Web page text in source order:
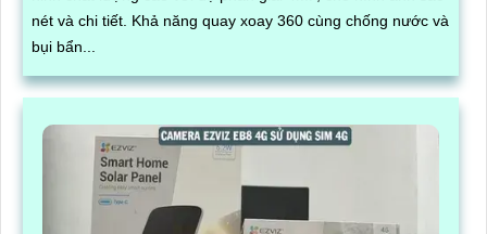
nét và chi tiết. Khả năng quay xoay 360 cùng chống nước và
bụi bẩn...